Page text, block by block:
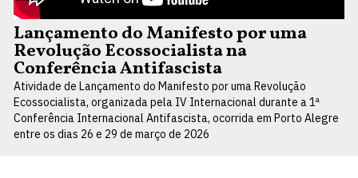
Lançamento do Manifesto por uma
Revolução Ecossocialista na
Conferência Antifascista
Atividade de Lançamento do Manifesto por uma Revolução
Ecossocialista, organizada pela IV Internacional durante a 1ª
Conferência Internacional Antifascista, ocorrida em Porto Alegre
entre os dias 26 e 29 de março de 2026